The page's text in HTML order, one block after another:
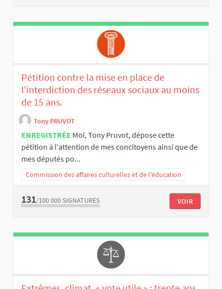
Pétition contre la mise en place de
l'interdiction des réseaux sociaux au moins
de 15 ans.
Tony PRUVOT
ENREGISTRÉE Moi, Tony Pruvot, dépose cette
pétition à l'attention de mes concitoyens ainsi que de
mes députés po...
Commission des affaires culturelles et de l'éducation
131/100 000 SIGNATURES VOIR